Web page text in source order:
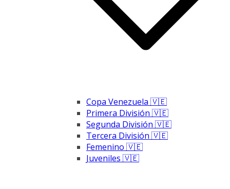
Copa Venezuela 🇻🇪
Primera División 🇻🇪
Segunda División 🇻🇪
Tercera División 🇻🇪
Femenino 🇻🇪
Juveniles 🇻🇪